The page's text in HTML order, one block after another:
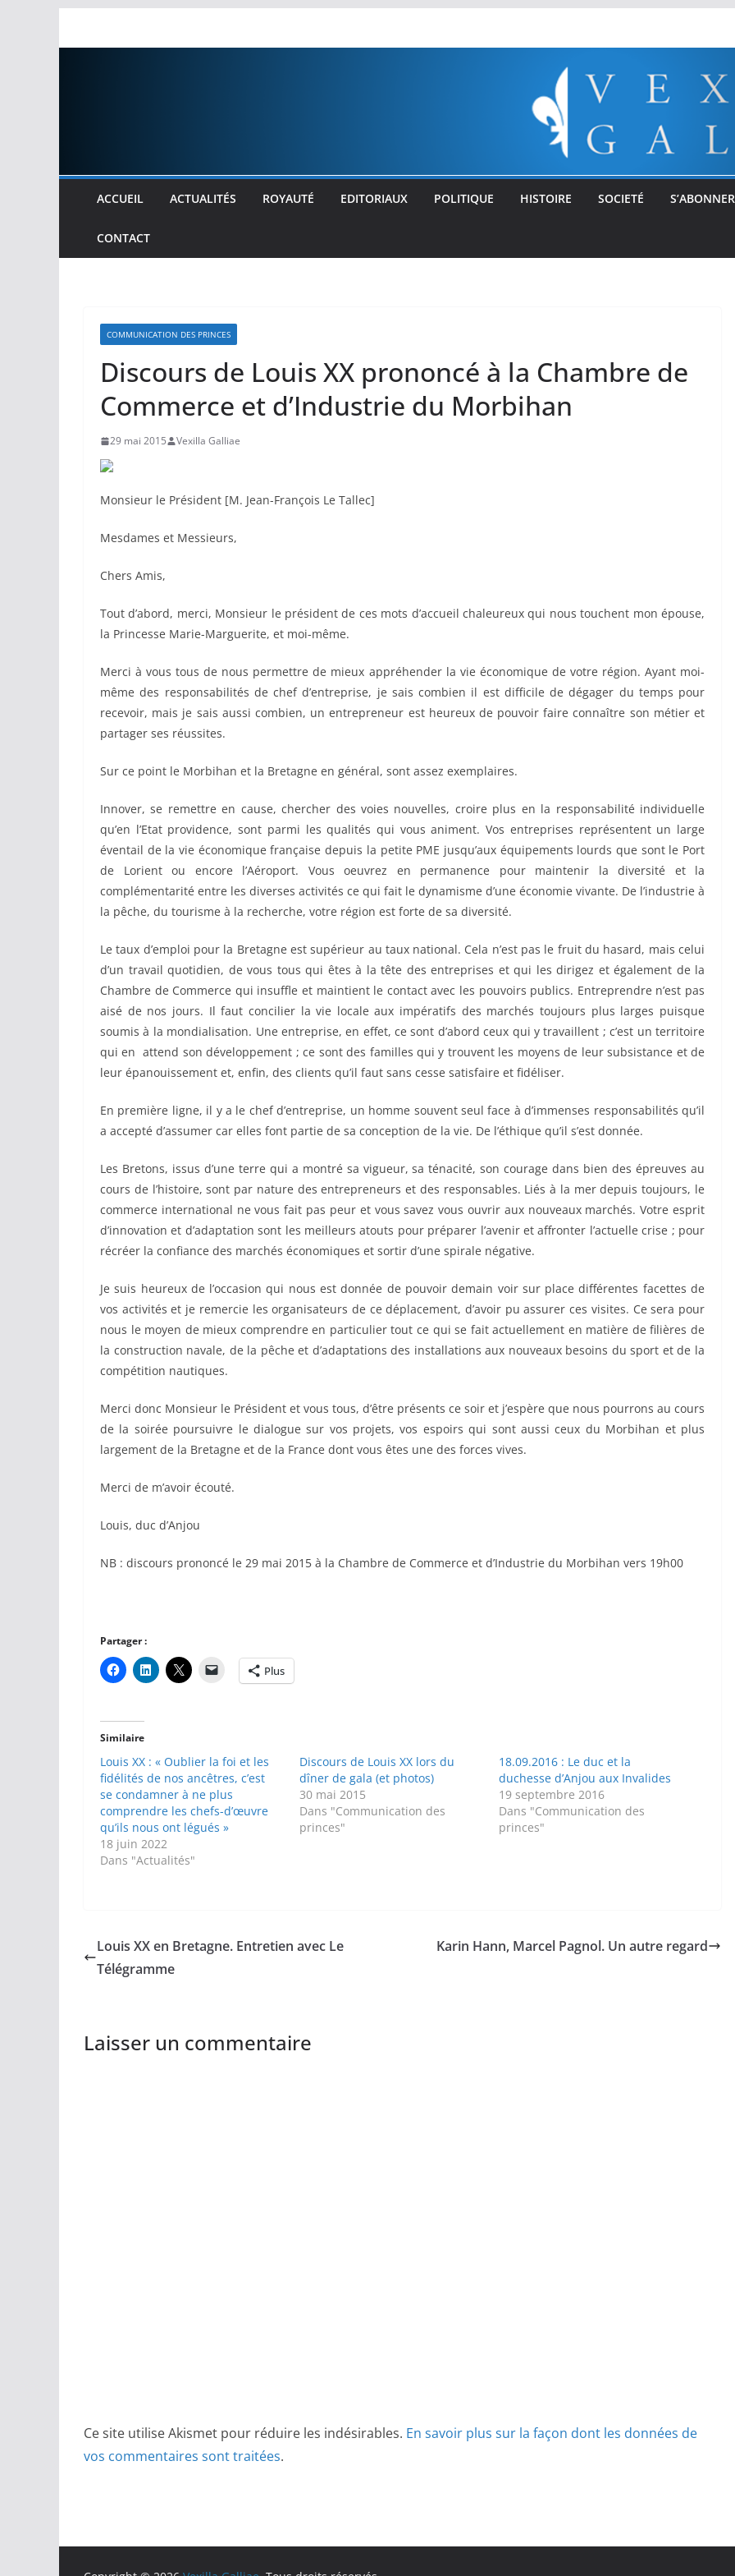
ACCUEIL ACTUALITÉS ROYAUTÉ EDITORIAUX POLITIQUE HISTOIRE SOCIETÉ
CONTACT
COMMUNICATION DES PRINCES
Discours de Louis XX prononcé à la Chambre de
Commerce et d’Industrie du Morbihan
29 mai 2015 Vexilla Galliae
Monsieur le Président [M. Jean-François Le Tallec]
Mesdames et Messieurs,
Chers Amis,
Tout d’abord, merci, Monsieur le président de ces mots d’accueil chaleureux qui nous touchent mon épouse,
la Princesse Marie-Marguerite, et moi-même.
Merci à vous tous de nous permettre de mieux appréhender la vie économique de votre région. Ayant moi-
même des responsabilités de chef d’entreprise, je sais combien il est difficile de dégager du temps pour
recevoir, mais je sais aussi combien, un entrepreneur est heureux de pouvoir faire connaître son métier et
partager ses réussites.
Sur ce point le Morbihan et la Bretagne en général, sont assez exemplaires.
Innover, se remettre en cause, chercher des voies nouvelles, croire plus en la responsabilité individuelle
qu’en l’Etat providence, sont parmi les qualités qui vous animent. Vos entreprises représentent un large
éventail de la vie économique française depuis la petite PME jusqu’aux équipements lourds que sont le Port
de Lorient ou encore l’Aéroport. Vous oeuvrez en permanence pour maintenir la diversité et la
complémentarité entre les diverses activités ce qui fait le dynamisme d’une économie vivante. De l’industrie à
la pêche, du tourisme à la recherche, votre région est forte de sa diversité.
Le taux d’emploi pour la Bretagne est supérieur au taux national. Cela n’est pas le fruit du hasard, mais celui
d’un travail quotidien, de vous tous qui êtes à la tête des entreprises et qui les dirigez et également de la
Chambre de Commerce qui insuffle et maintient le contact avec les pouvoirs publics. Entreprendre n’est pas
aisé de nos jours. Il faut concilier la vie locale aux impératifs des marchés toujours plus larges puisque
soumis à la mondialisation. Une entreprise, en effet, ce sont d’abord ceux qui y travaillent ; c’est un territoire
qui en attend son développement ; ce sont des familles qui y trouvent les moyens de leur subsistance et de
leur épanouissement et, enfin, des clients qu’il faut sans cesse satisfaire et fidéliser.
En première ligne, il y a le chef d’entreprise, un homme souvent seul face à d’immenses responsabilités qu’il
a accepté d’assumer car elles font partie de sa conception de la vie. De l’éthique qu’il s’est donnée.
Les Bretons, issus d’une terre qui a montré sa vigueur, sa ténacité, son courage dans bien des épreuves au
cours de l’histoire, sont par nature des entrepreneurs et des responsables. Liés à la mer depuis toujours, le
commerce international ne vous fait pas peur et vous savez vous ouvrir aux nouveaux marchés. Votre esprit
d’innovation et d’adaptation sont les meilleurs atouts pour préparer l’avenir et affronter l’actuelle crise ; pour
récréer la confiance des marchés économiques et sortir d’une spirale négative.
Je suis heureux de l’occasion qui nous est donnée de pouvoir demain voir sur place différentes facettes de
vos activités et je remercie les organisateurs de ce déplacement, d’avoir pu assurer ces visites. Ce sera pour
nous le moyen de mieux comprendre en particulier tout ce qui se fait actuellement en matière de filières de
la construction navale, de la pêche et d’adaptations des installations aux nouveaux besoins du sport et de la
compétition nautiques.
Merci donc Monsieur le Président et vous tous, d’être présents ce soir et j’espère que nous pourrons au cours
de la soirée poursuivre le dialogue sur vos projets, vos espoirs qui sont aussi ceux du Morbihan et plus
largement de la Bretagne et de la France dont vous êtes une des forces vives.
Merci de m’avoir écouté.
Louis, duc d’Anjou
NB : discours prononcé le 29 mai 2015 à la Chambre de Commerce et d’Industrie du Morbihan vers 19h00
Partager :
Plus
Similaire
Louis XX : « Oublier la foi et les
fidélités de nos ancêtres, c’est
se condamner à ne plus
comprendre les chefs-d’œuvre
qu’ils nous ont légués »
18 juin 2022
Dans "Actualités"
Discours de Louis XX lors du
dîner de gala (et photos)
30 mai 2015
Dans "Communication des
princes"
18.09.2016 : Le duc et la
duchesse d’Anjou aux Invalides
19 septembre 2016
Dans "Communication des
princes"
Louis XX en Bretagne. Entretien avec Le
Télégramme
Karin Hann, Marcel Pagnol. Un autre regard
Laisser un commentaire
Ce site utilise Akismet pour réduire les indésirables. En savoir plus sur la façon dont les données de
vos commentaires sont traitées.